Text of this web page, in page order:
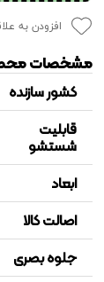
افزودن به
مشخصات
کشور سازنده
قابلیت
شستشو
ابعاد
اصالت کالا
جلوه بصری